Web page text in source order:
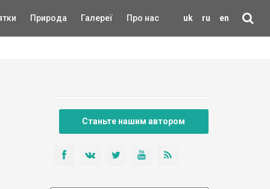
uk ru en
Природа Галереї Про нас
Станьте нашим автором